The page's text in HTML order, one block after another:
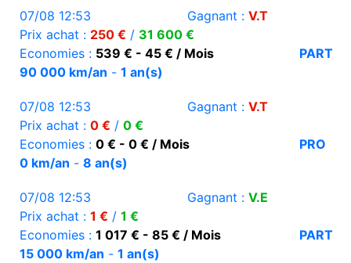
07/08 12:53 Gagnant : V.T
Prix achat : 250 € / 31 600 €
Economies : 539 € - 45 € / Mois
PART
90 000 km/an - 1 an(s)
07/08 12:53 Gagnant : V.T
Prix achat : 0 € / 0 €
Economies : 0 € - 0 € / Mois
PRO
0 km/an - 8 an(s)
07/08 12:53 Gagnant : V.E
Prix achat : 1 € / 1 €
Economies : 1 017 € - 85 € / Mois
PART
15 000 km/an - 1 an(s)